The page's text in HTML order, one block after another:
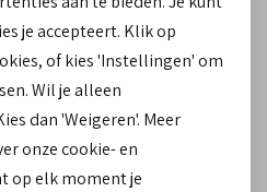
10
je accepteert. Klik op
of kies 'Instellingen' om
Wil je alleen
dan 'Weigeren'. Meer
onze cookie- en
op elk moment je